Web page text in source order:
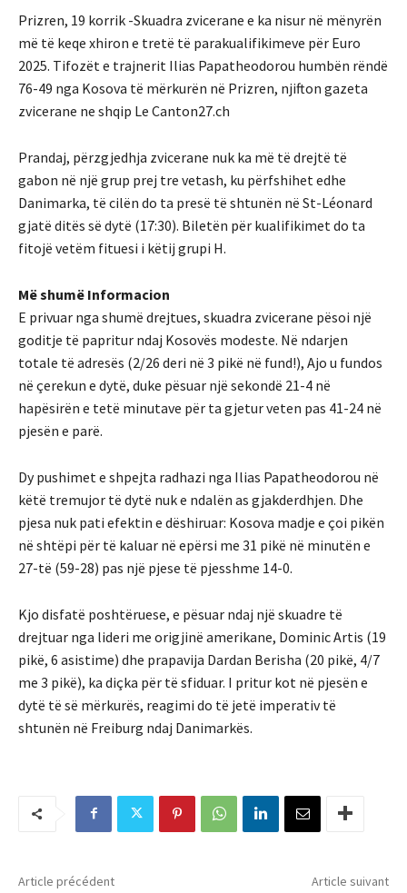
Prizren, 19 korrik -Skuadra zvicerane e ka nisur në mënyrën
më të keqe xhiron e tretë të parakualifikimeve për Euro
2025. Tifozët e trajnerit Ilias Papatheodorou humbën rëndë
76-49 nga Kosova të mërkurën në Prizren, njifton gazeta
zvicerane ne shqip Le Canton27.ch
Prandaj, përzgjedhja zvicerane nuk ka më të drejtë të
gabon në një grup prej tre vetash, ku përfshihet edhe
Danimarka, të cilën do ta presë të shtunën në St-Léonard
gjatë ditës së dytë (17:30). Biletën për kualifikimet do ta
fitojë vetëm fituesi i këtij grupi H.
Më shumë Informacion
E privuar nga shumë drejtues, skuadra zvicerane pësoi një
goditje të papritur ndaj Kosovës modeste. Në ndarjen
totale të adresës (2/26 deri në 3 pikë në fund!), Ajo u fundos
në çerekun e dytë, duke pësuar një sekondë 21-4 në
hapësirën e tetë minutave për ta gjetur veten pas 41-24 në
pjesën e parë.
Dy pushimet e shpejta radhazi nga Ilias Papatheodorou në
këtë tremujor të dytë nuk e ndalën as gjakderdhjen. Dhe
pjesa nuk pati efektin e dëshiruar: Kosova madje e çoi pikën
në shtëpi për të kaluar në epërsi me 31 pikë në minutën e
27-të (59-28) pas një pjese të pjesshme 14-0.
Kjo disfatë poshtëruese, e pësuar ndaj një skuadre të
drejtuar nga lideri me origjinë amerikane, Dominic Artis (19
pikë, 6 asistime) dhe prapavija Dardan Berisha (20 pikë, 4/7
me 3 pikë), ka diçka për të sfiduar. I pritur kot në pjesën e
dytë të së mërkurës, reagimi do të jetë imperativ të
shtunën në Freiburg ndaj Danimarkës.
Article précédent Article suivant